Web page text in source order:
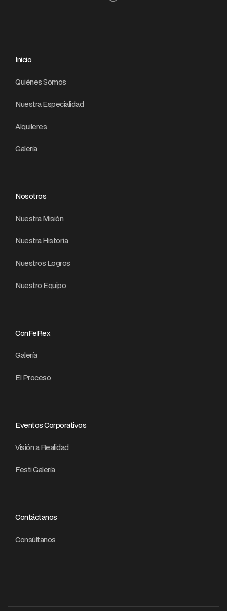
Inicio
Quiénes Somos
Nuestra Especialidad
Alquileres
Galería
Nosotros
Nuestra Misión
Nuestra Historia
Nuestros Logros
Nuestro Equipo
ConFeRex
Galería
El Proceso
Eventos Corporativos
Visión a Realidad
Festi Galería
Contáctanos
Consúltanos